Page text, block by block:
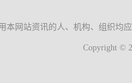
中国
本网站资讯的人、机构、组织均
Copyright ©